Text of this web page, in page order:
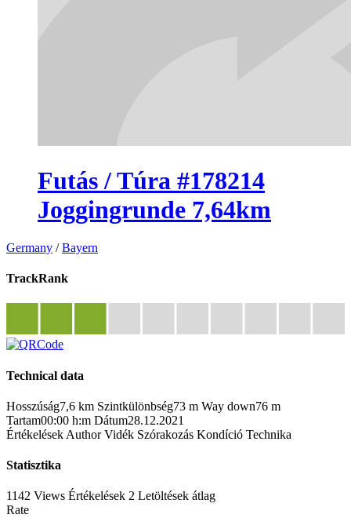
Futás / Túra #178214
Joggingrunde 7,64km
Germany /Bayern
TrackRank
Technical data
Hosszúság7,6 km Szintkülönbség73 m Way down76 m
Tartam00:00 h:m Dátum28.12.2021
Értékelések Author Vidék Szórakozás Kondíció Technika
Statisztika
1142 Views Értékelések 2 Letöltések átlag
Rate